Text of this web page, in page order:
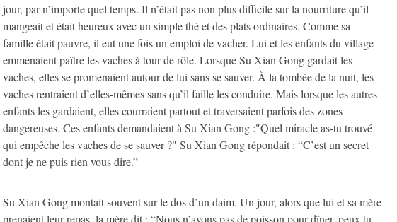
jour, par n’importe quel temps. Il n’était pas non plus difficile sur la nourriture qu’il
mangeait et était heureux avec un simple thé et des plats ordinaires. Comme sa
famille était pauvre, il eut une fois un emploi de vacher. Lui et les enfants du village
emmenaient paître les vaches à tour de rôle. Lorsque Su Xian Gong gardait les
vaches, elles se promenaient autour de lui sans se sauver. À la tombée de la nuit, les
vaches rentraient d’elles-mêmes sans qu’il faille les conduire. Mais lorsque les autres
enfants les gardaient, elles courraient partout et traversaient parfois des zones
dangereuses. Ces enfants demandaient à Su Xian Gong :"Quel miracle as-tu trouvé
qui empêche les vaches de se sauver ?" Su Xian Gong répondait : “C’est un secret
dont je ne puis rien vous dire.”
Su Xian Gong montait souvent sur le dos d’un daim. Un jour, alors que lui et sa mère
prenaient leur repas, la mère dit : “Nous n’avons pas de poisson pour dîner, peux tu